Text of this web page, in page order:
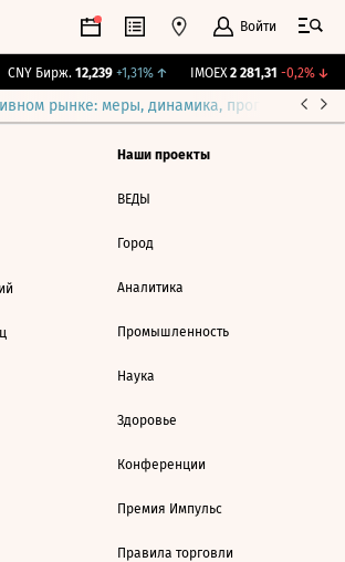
Войти
CNY Бирж. 12,239 +1,31%↑ IMOEX 2 281,31 -0,2%↓
рынке: меры, динамика, прогнозы
Наши проекты
ВЕДЫ
Город
Аналитика
Промышленность
Наука
Здоровье
Конференции
Премия Импульс
Правила торговли